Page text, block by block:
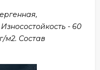
- 60
м2. Состав